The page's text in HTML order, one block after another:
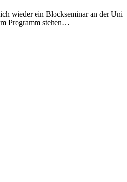
wieder ein Blockseminar an der Uni
Programm stehen…